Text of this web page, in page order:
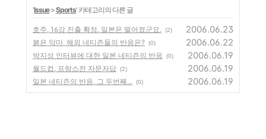
'Issue>Sports' 카테고리의 다른 글
호주, 16강 진출 확정. 일본은 떨어졌군요. (2) 2006.06.23
붉은 악마, 해외 네티즌들의 반응은? (0) 2006.06.22
박지성 인터뷰에 대한 일본 네티즌의 반응 (0) 2006.06.19
월드컵, 프랑스전 자문자답 (2) 2006.06.19
일본 네티즌의 반응, 그 두번째... (0) 2006.06.19